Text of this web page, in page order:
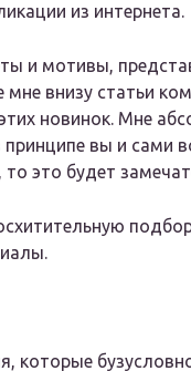
из интернета.
и мотивы,
мне внизу статьи
новинок. Мне
принципе вы и сами
это будет
которые